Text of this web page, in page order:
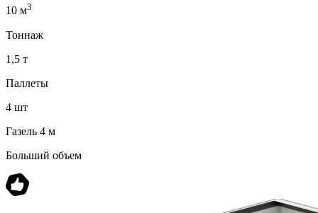
10 м3
Тоннаж
1,5 т
Паллеты
4 шт
Газель 4 м
Больший объем